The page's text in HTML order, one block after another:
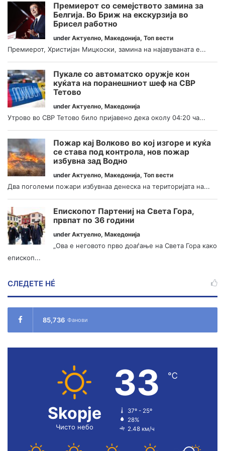
Премиерот со семејството замина за
Белгија. Во Бриж на екскурзија во
Брисел работно
under Актуелно, Македонија, Топ вести
Премиерот, Христијан Мицкоски, замина на најавуваната е...
Пукале со автоматско оружје кон
куќата на поранешниот шеф на СВР
Тетово
under Актуелно, Македонија
Утрово во СВР Тетово било пријавено дека околу 04:20 ча...
Пожар кај Волково во кој изгоре и куќа
се става под контрола, нов пожар
избувна зад Водно
under Актуелно, Македонија, Топ вести
Два поголеми пожари избувнаа денеска на територијата на...
Епископот Партениј на Света Гора,
првпат по 36 години
under Актуелно, Македонија
„Ова е неговото прво доаѓање на Света Гора како
епископ...
СЛЕДЕТЕ НÉ
85,736 Фанови
Skopje
Чисто небо
33 ℃
37º - 25º
28%
2.48 км/ч